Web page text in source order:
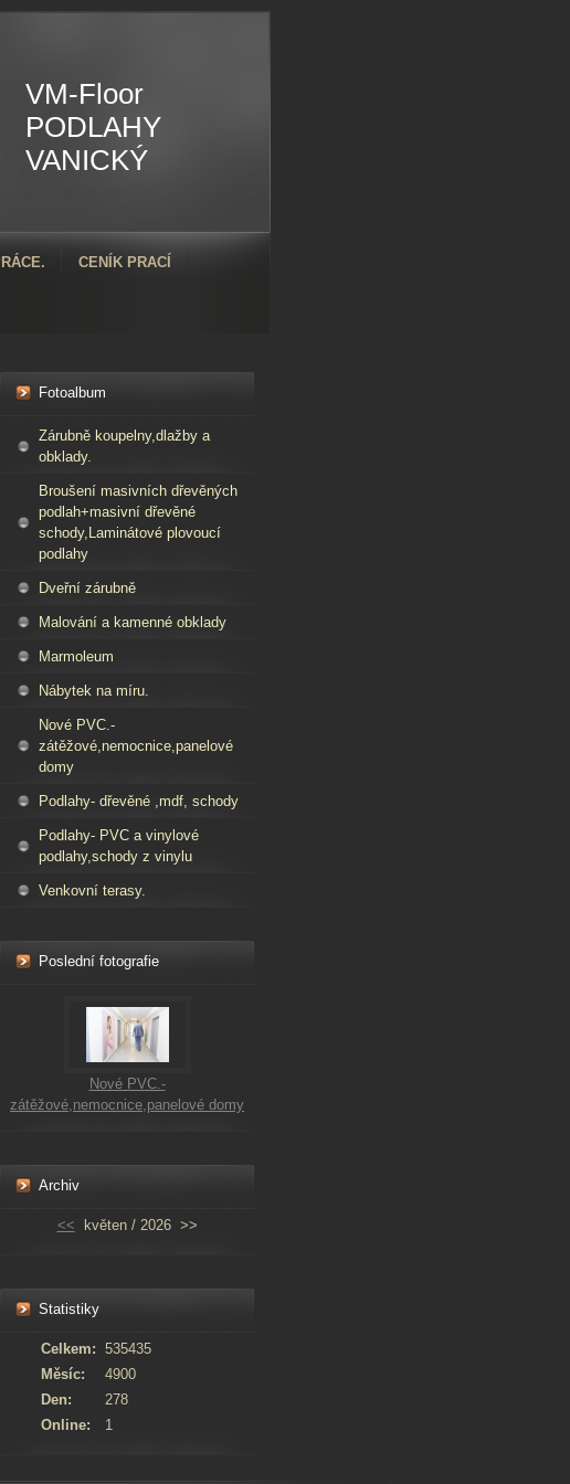
VM-Floor
PODLAHY
VANICKÝ
CENÍK PRACÍ
Fotoalbum
Zárubně koupelny,dlažby a
obklady.
Broušení masivních dřevěných
podlah+masivní dřevěné
schody,Laminátové plovoucí
podlahy
Dveřní zárubně
Malování a kamenné obklady
Marmoleum
Nábytek na míru.
Nové PVC.-
zátěžové,nemocnice,panelové
domy
Podlahy- dřevěné ,mdf, schody
Podlahy- PVC a vinylové
podlahy,schody z vinylu
Venkovní terasy.
Poslední fotografie
Nové PVC.-
zátěžové,nemocnice,panelové domy
Archiv
<< květen / 2026 >>
Statistiky
Online: 1
Celkem: 535435
Měsíc:
4900
Den:
278